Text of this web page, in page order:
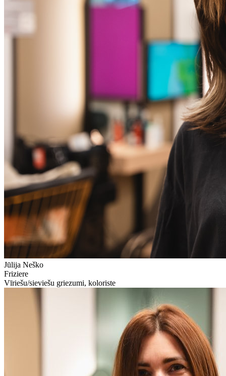
Jūlija Neško
Friziere
Vīriešu/sieviešu griezumi, koloriste